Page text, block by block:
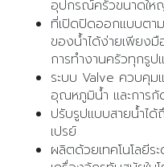
อุปกรณ์ครัวขนาดให
ที่เปิดปิดออกแบบตา
ของน้ำได้ง่ายเพียง
การทำงานครัวทุกรูป
ระบบ Valve ควบคุ
อุณหภูมิน้ำ และการ
ปรับรูปแบบสายนํ้าไ
เปรย์
ผลิตด้วยเทคโนโลยีร